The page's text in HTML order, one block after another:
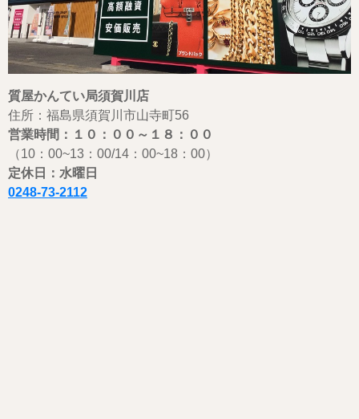
質屋かんてい局須賀川店
住所：福島県須賀川市山寺町56
営業時間：１０：００ ～ １８：００
（10：00~13：00/14：00~18：00）
定休日：水曜日
0248-73-2112